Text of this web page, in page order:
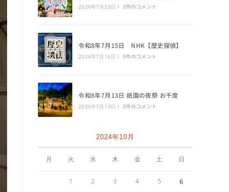
2026年7月23日 / 0件のコメント
令和8年7月15日 NHK【歴史探偵】
2026年7月16日 / 0件のコメント
令和8年7月13日 祇園の夜祭 お千度
2026年7月13日 / 0件のコメント
2024年10月
月 火 水 木 金 土 日
1 2 3 4 5 6